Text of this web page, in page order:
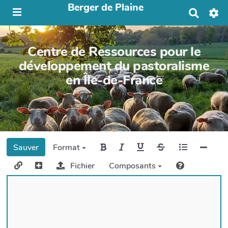
Berger de Plaine
h
e
r
c
h
e
r
Centre de Ressources pour le
développement du pastoralisme
en Île-de-France
Sauver
Format
Fichier
Composants